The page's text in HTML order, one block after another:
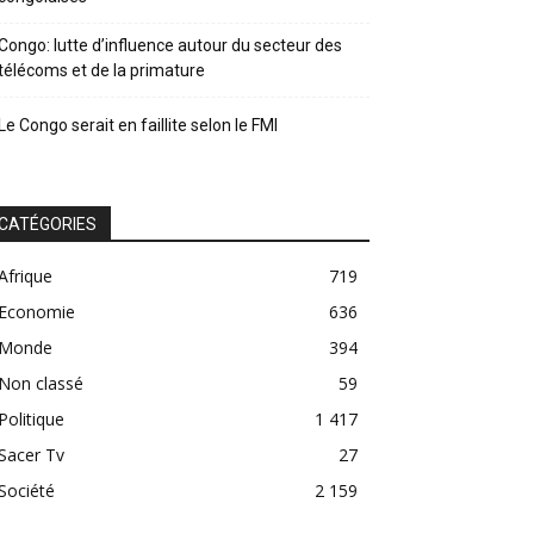
lutte d’influence autour du secteur des
et de la primature
Le Congo serait en faillite selon le FMI
719
Economie
636
Monde
394
Non classé
59
Politique
1 417
Tv
27
2 159